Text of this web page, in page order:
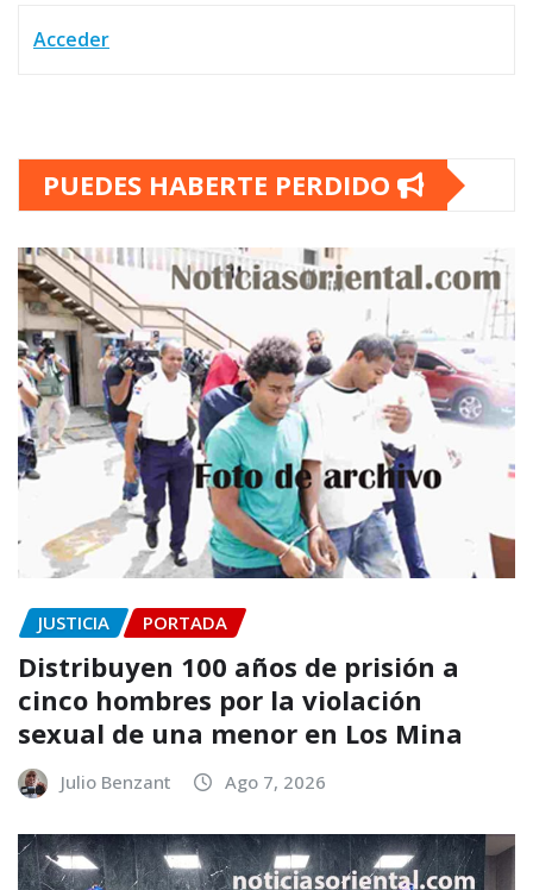
Acceder
PUEDES HABERTE PERDIDO
JUSTICIA PORTADA
Distribuyen 100 años de prisión a
cinco hombres por la violación
sexual de una menor en Los Mina
Julio Benzant Ago 7, 2026